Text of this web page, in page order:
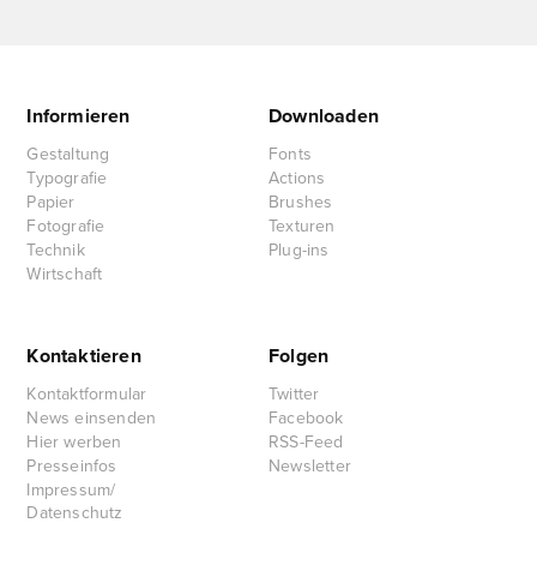
Informieren
Gestaltung
Typografie
Papier
Fotografie
Technik
Wirtschaft
Downloaden
Fonts
Actions
Brushes
Texturen
Plug-ins
Kontaktieren
Kontaktformular
News einsenden
Hier werben
Presseinfos
Impressum/
Datenschutz
Folgen
Twitter
Facebook
RSS-Feed
Newsletter